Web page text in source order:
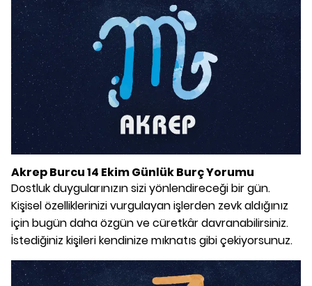
Akrep Burcu 14 Ekim Günlük Burç Yorumu
Dostluk duygularınızın sizi yönlendireceği bir gün.
Kişisel özelliklerinizi vurgulayan işlerden zevk aldığınız
için bugün daha özgün ve cüretkâr davranabilirsiniz.
İstediğiniz kişileri kendinize mıknatıs gibi çekiyorsunuz.